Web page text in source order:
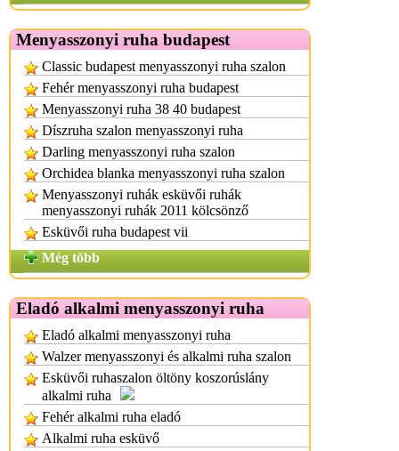
Menyasszonyi ruha budapest
Classic budapest menyasszonyi ruha szalon
Fehér menyasszonyi ruha budapest
Menyasszonyi ruha 38 40 budapest
Díszruha szalon menyasszonyi ruha
Darling menyasszonyi ruha szalon
Orchidea blanka menyasszonyi ruha szalon
Menyasszonyi ruhák esküvői ruhák
menyasszonyi ruhák 2011 kölcsönző
Esküvői ruha budapest vii
Még több
Eladó alkalmi menyasszonyi ruha
Eladó alkalmi menyasszonyi ruha
Walzer menyasszonyi és alkalmi ruha szalon
Esküvői ruhaszalon öltöny koszorúslány
alkalmi ruha
Fehér alkalmi ruha eladó
Alkalmi ruha esküvő